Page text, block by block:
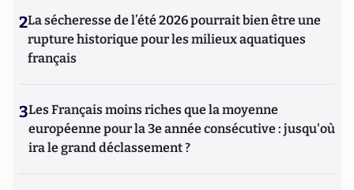
2La sécheresse de l’été 2026 pourrait bien être une
rupture historique pour les milieux aquatiques
français
3Les Français moins riches que la moyenne
européenne pour la 3e année consécutive : jusqu'où
ira le grand déclassement ?